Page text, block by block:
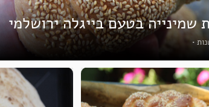
שמינייה בטעם בייגלה ירושלמי
•